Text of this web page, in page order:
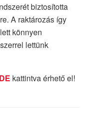
biztosította
A raktározás így
könnyen
lettünk
kattintva érhető el!